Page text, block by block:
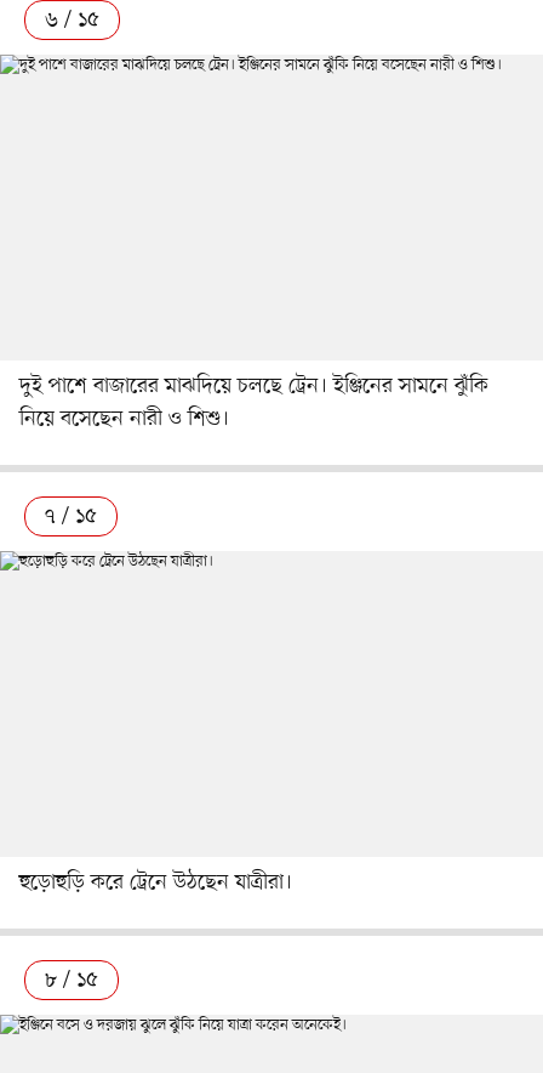
৬ / ১৫
দুই পাশে বাজারের মাঝদিয়ে চলছে ট্রেন। ইঞ্জিনের সামনে ঝুঁকি
নিয়ে বসেছেন নারী ও শিশু।
৭ / ১৫
হুড়োহুড়ি করে ট্রেনে উঠছেন যাত্রীরা।
৮ / ১৫